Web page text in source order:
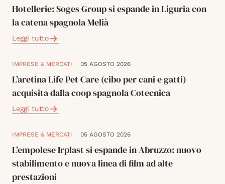
Hotellerie: Soges Group si espande in Liguria con
la catena spagnola Melià
Leggi tutto
IMPRESE & MERCATI 05 AGOSTO 2026
L’aretina Life Pet Care (cibo per cani e gatti)
acquisita dalla coop spagnola Cotecnica
Leggi tutto
IMPRESE & MERCATI 05 AGOSTO 2026
L’empolese Irplast si espande in Abruzzo: nuovo
stabilimento e nuova linea di film ad alte
prestazioni